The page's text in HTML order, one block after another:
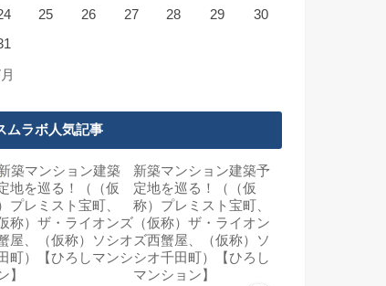
25 26 27 28 29
30
ムラボ人気記事
新築マンション建築予
定地を巡る！（（仮
称）プレミスト宝町、
（仮称）ザ・ライオン
ズ西蟹屋、（仮称）ソ
シオ千田町）【ひろし
マンション】